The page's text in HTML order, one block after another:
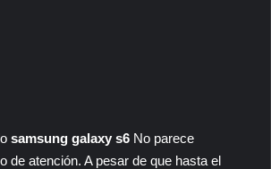
samsung galaxy s6 No parece
de atención. A pesar de que hasta el